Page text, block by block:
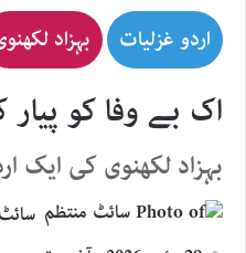
اردو غزلیات بہزاد
اک بے وفا کو پیار
بہزاد لکھنوی کی ایک